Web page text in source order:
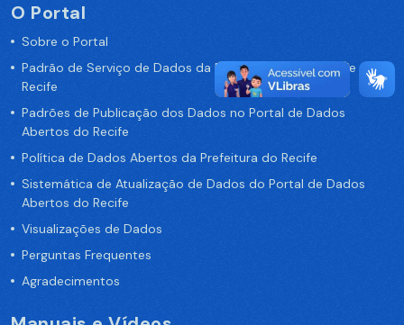
O Portal
Sobre o Portal
Padrão de Serviço de Dados da Prefeitura da Cidade de
Recife
Padrões de Publicação dos Dados no Portal de Dados
Abertos do Recife
Política de Dados Abertos da Prefeitura do Recife
Sistemática de Atualização de Dados do Portal de Dados
Abertos do Recife
Visualizações de Dados
Perguntas Frequentes
Agradecimentos